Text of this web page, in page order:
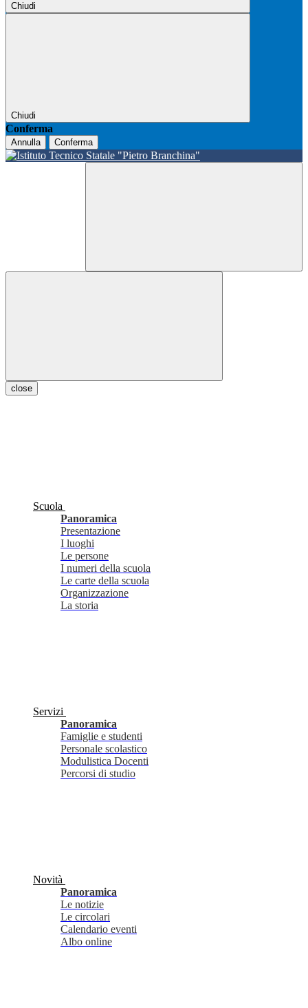
Chiudi
Chiudi
Conferma
Annulla Conferma
close
Scuola
Panoramica
Presentazione
I luoghi
Le persone
I numeri della scuola
Le carte della scuola
Organizzazione
La storia
Servizi
Panoramica
Famiglie e studenti
Personale scolastico
Modulistica Docenti
Percorsi di studio
Novità
Panoramica
Le notizie
Le circolari
Calendario eventi
Albo online